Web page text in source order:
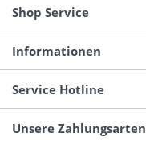
Shop Service
Informationen
Service Hotline
Unsere Zahlungsarten